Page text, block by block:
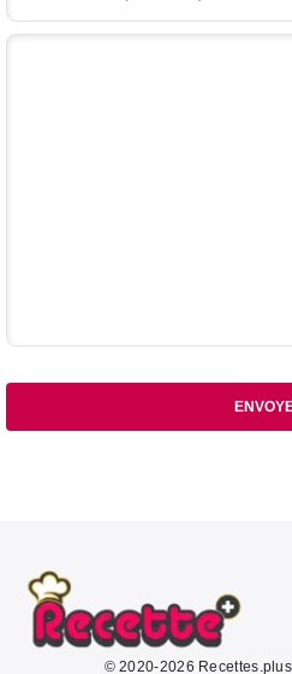
Votre commentaire
© 2020-2026